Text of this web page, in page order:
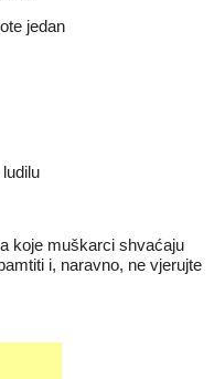
jedan
koje muškarci shvaćaju
i, naravno, ne vjerujte